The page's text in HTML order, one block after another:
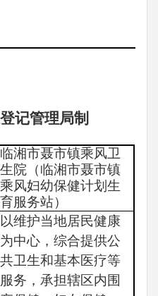
记管理局制
临湘市聂市镇乘风卫
生院（临湘市聂市镇
乘风妇幼保健计划生
育服务站）
以维护当地居民健康
为中心，综合提供公
共卫生和基本医疗等
服务，承担辖区内围